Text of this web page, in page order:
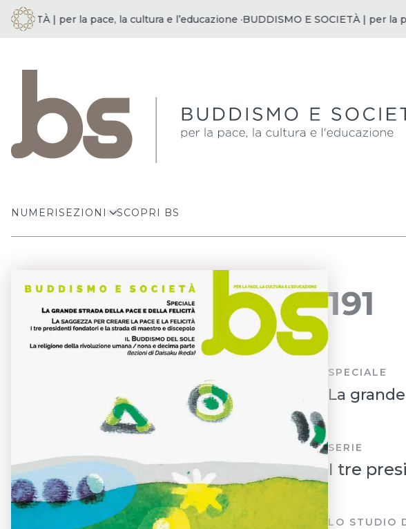
| per la pace, la cultura e l’educazione ·BUDDISMO E SOCIETÀ | per la
NUMERISEZIONI SCOPRI BS
191
SPECIALE
La
SERIE
I tre
LO STUDIO